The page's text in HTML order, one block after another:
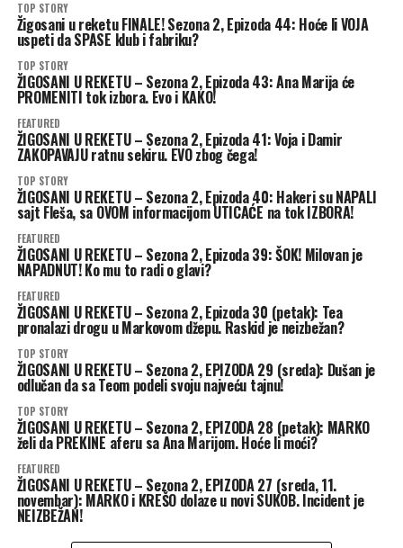
TOP STORY
Žigosani u reketu FINALE! Sezona 2, Epizoda 44: Hoće li VOJA
uspeti da SPASE klub i fabriku?
TOP STORY
ŽIGOSANI U REKETU – Sezona 2, Epizoda 43: Ana Marija će
PROMENITI tok izbora. Evo i KAKO!
FEATURED
ŽIGOSANI U REKETU – Sezona 2, Epizoda 41: Voja i Damir
ZAKOPAVAJU ratnu sekiru. EVO zbog čega!
TOP STORY
ŽIGOSANI U REKETU – Sezona 2, Epizoda 40: Hakeri su NAPALI
sajt Fleša, sa OVOM informacijom UTICAĆE na tok IZBORA!
FEATURED
ŽIGOSANI U REKETU – Sezona 2, Epizoda 39: ŠOK! Milovan je
NAPADNUT! Ko mu to radi o glavi?
FEATURED
ŽIGOSANI U REKETU – Sezona 2, Epizoda 30 (petak): Tea
pronalazi drogu u Markovom džepu. Raskid je neizbežan?
TOP STORY
ŽIGOSANI U REKETU – Sezona 2, EPIZODA 29 (sreda): Dušan je
odlučan da sa Teom podeli svoju najveću tajnu!
TOP STORY
ŽIGOSANI U REKETU – Sezona 2, EPIZODA 28 (petak): MARKO
želi da PREKINE aferu sa Ana Marijom. Hoće li moći?
FEATURED
ŽIGOSANI U REKETU – Sezona 2, EPIZODA 27 (sreda, 11.
novembar): MARKO i KREŠO dolaze u novi SUKOB. Incident je
NEIZBEŽAN!